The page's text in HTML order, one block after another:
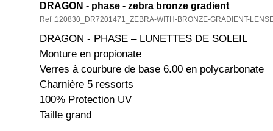
DRAGON - phase - zebra bronze gradient
Ref :120830_DR7201471_ZEBRA-WITH-BRONZE-GRADIENT-
DRAGON - PHASE – LUNETTES DE SOLEIL
Monture en propionate
Verres à courbure de base 6.00 en polycarbonate
Charnière 5 ressorts
100% Protection UV
Taille grand